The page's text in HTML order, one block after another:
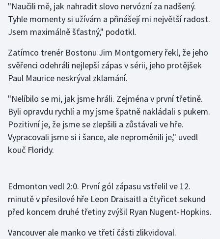
Plážový volejbal
Rychlobruslení
Short track
Sportovní střelba
Triatlon
Veslování
Vodní slalom
"Naučili mě, jak nahradit slovo nervózní za nadšený.
Tyhle momenty si užívám a přinášejí mi největší radost.
Jsem maximálně šťastný," podotkl.
Zatímco trenér Bostonu Jim Montgomery řekl, že jeho
svěřenci odehráli nejlepší zápas v sérii, jeho protějšek
Paul Maurice neskrýval zklamání.
"Nelíbilo se mi, jak jsme hráli. Zejména v první třetině.
Byli opravdu rychlí a my jsme špatně nakládali s pukem.
Pozitivní je, že jsme se zlepšili a zůstávali ve hře.
Vypracovali jsme si i šance, ale neproměnili je," uvedl
kouč Floridy.
Edmonton vedl 2:0. První gól zápasu vstřelil ve 12.
minutě v přesilové hře Leon Draisaitl a čtyřicet sekund
před koncem druhé třetiny zvýšil Ryan Nugent-Hopkins.
Vancouver ale manko ve třetí části zlikvidoval.